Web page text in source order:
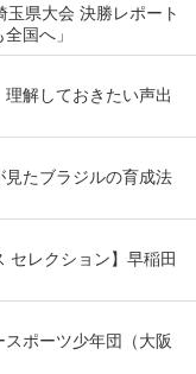
玉県大会 決勝レポート
国へ」
解しておきたい声出
たブラジルの育成法
セレクション】早稲田
スポーツ少年団（大阪